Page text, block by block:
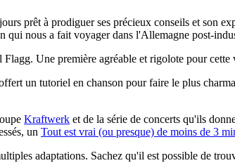
prêt à prodiguer ses précieux conseils et son
qui nous a fait voyager dans l'Allemagne post-
Une première agréable et rigolote pour cette
un tutoriel en chanson pour faire le plus
Kraftwerk et de la série de concerts qu'ils
un Tout est vrai (ou presque) de moins de 3
adaptations. Sachez qu'il est possible de